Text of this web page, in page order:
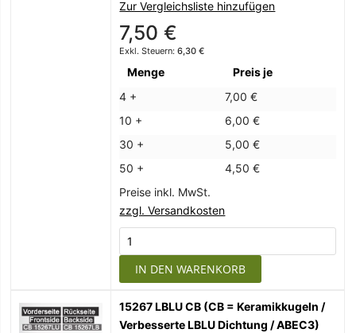
Zur Vergleichsliste hinzufügen
7,50 €
6,30 €
Menge
Preis je
4 +
7,00 €
10 +
6,00 €
30 +
5,00 €
50 +
4,50 €
Preise inkl. MwSt.
zzgl. Versandkosten
IN DEN WARENKORB
15267 LBLU CB (CB = Keramikkugeln /
Verbesserte LBLU Dichtung / ABEC3)